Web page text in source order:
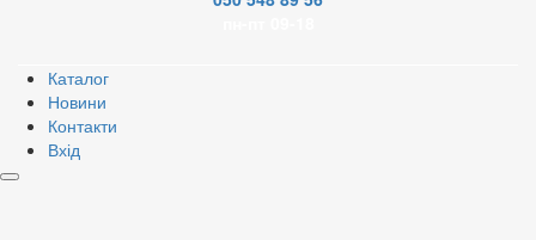
Каталог
Новини
Контакти
Вхід